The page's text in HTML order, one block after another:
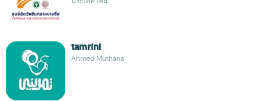
tamrini
Ahmed Muthana